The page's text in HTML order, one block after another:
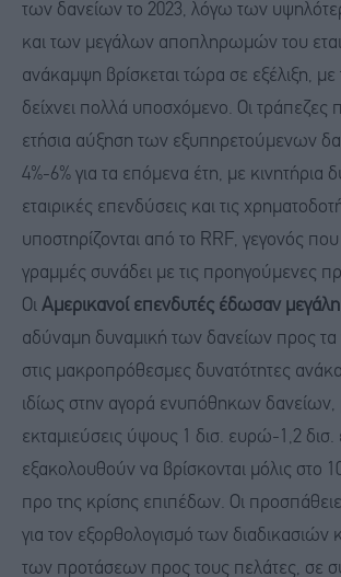
των δανείων το 2023, λόγω των
και των μεγάλων αποπληρωμών του
ανάκαμψη βρίσκεται τώρα σε εξέλιξη, με
δείχνει πολλά υποσχόμενο. Οι τράπεζες
ετήσια αύξηση των εξυπηρετούμενων
4%-6% για τα επόμενα έτη, με κινητήρια
εταιρικές επενδύσεις και τις
υποστηρίζονται από το RRF, γεγονός που
γραμμές συνάδει με τις προηγούμενες
Οι Αμερικανοί επενδυτές έδωσαν
αδύναμη δυναμική των δανείων προς τα
στις μακροπρόθεσμες δυνατότητες
ιδίως στην αγορά ενυπόθηκων δανείων,
εκταμιεύσεις ύψους 1 δισ. ευρώ-1,2
εξακολουθούν να βρίσκονται μόλις στο
προ της κρίσης επιπέδων. Οι
για τον εξορθολογισμό των διαδικασιών
των προτάσεων προς τους πελάτες, σε